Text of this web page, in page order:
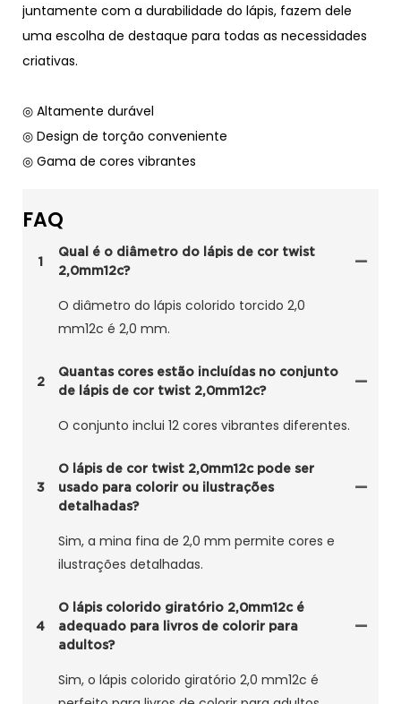
juntamente com a durabilidade do lápis, fazem dele
uma escolha de destaque para todas as necessidades
criativas.
◎ Altamente durável
◎ Design de torção conveniente
◎ Gama de cores vibrantes
FAQ
1
Qual é o diâmetro do lápis de cor twist
2,0mm12c?
O diâmetro do lápis colorido torcido 2,0
mm12c é 2,0 mm.
2
Quantas cores estão incluídas no conjunto
de lápis de cor twist 2,0mm12c?
O conjunto inclui 12 cores vibrantes diferentes.
3
O lápis de cor twist 2,0mm12c pode ser
usado para colorir ou ilustrações
detalhadas?
Sim, a mina fina de 2,0 mm permite cores e
ilustrações detalhadas.
4
O lápis colorido giratório 2,0mm12c é
adequado para livros de colorir para
adultos?
Sim, o lápis colorido giratório 2,0 mm12c é